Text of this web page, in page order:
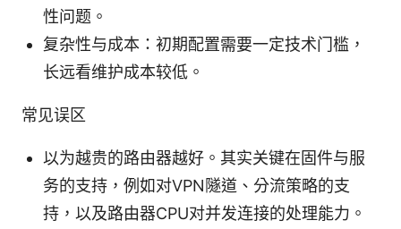
性问题。
复杂性与成本：初期配置需要一定技术门槛，
长远看维护成本较低。
常见误区
以为越贵的路由器越好。其实关键在固件与服
务的支持，例如对VPN隧道、分流策略的支
持，以及路由器CPU对并发连接的处理能力。